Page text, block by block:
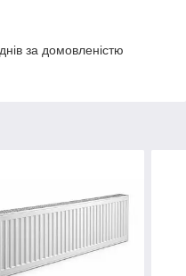
за домовленістю